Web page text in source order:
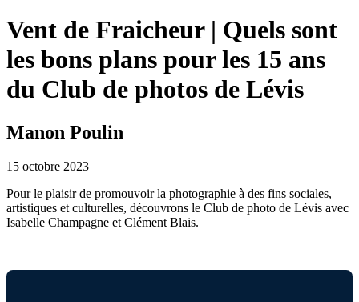
Vent de Fraicheur | Quels sont
les bons plans pour les 15 ans
du Club de photos de Lévis
Manon Poulin
15 octobre 2023
Pour le plaisir de promouvoir la photographie à des fins sociales,
artistiques et culturelles, découvrons le Club de photo de Lévis avec
Isabelle Champagne et Clément Blais.